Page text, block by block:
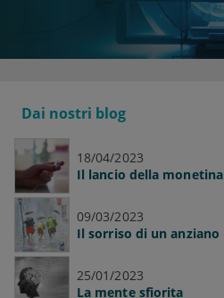
Dai nostri blog
18/04/2023
Il lancio della monetina
09/03/2023
Il sorriso di un anziano
25/01/2023
La mente sfiorita